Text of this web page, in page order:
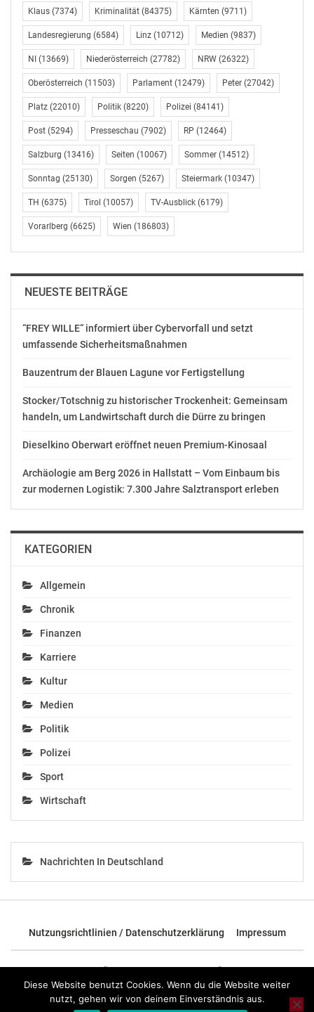
Die Produktprämierungen bei der AB HOF Messe
Wieselburg gelten für bäuerliche Direktvermarktende
und Konsumentinnen und Konsumenten seit 30 Jahren
als eine konstante Messlatte für Qualität und
Innovation. Das „Land und Leute“-Team war bei der
Verkostung zum Öl-Kaiser dabei.
EUROPAS BESTE FLIESENLEGERIN
Sie ist beste Fliesenlegerin Europas bei den „Euro Skills
2025“ geworden, die 24-jährige Sara Sinhuber aus
Rastenfeld in Niederösterreich. Für die Serie „Land und
junge Leute-Handwerk“ zeigt sie, wie sie mit Präzision
HAUSSCHUHE AUS DEM ZILLERTAL
Schafwollfilz, waren früher weit verbreitet und werden
im Zillertal in Tirol heute noch gefertigt, im
haben die „Doggln“ schon getragen.
Redaktion: Mag. Sabine Daxberger-Edenhofer
ORF Niederösterreich
Telefon: +43 2742 2210-23752
E-Mail: sofija.nastasijevic@orf.at
DES AUSSENDERS. www.ots.at
der jeweilige Aussender
Klaus (7374) Kriminalität (84375) Kärnten (9711)
Landesregierung (6584) Linz (10712) Medien (9837)
NI (13669) Niederösterreich (27782) NRW (26322)
Oberösterreich (11503) Parlament (12479) Peter (27042)
Platz (22010) Politik (8220) Polizei (84141)
Post (5294) Presseschau (7902) RP (12464)
Salzburg (13416) Seiten (10067) Sommer (14512)
Sonntag (25130) Sorgen (5267) Steiermark (10347)
TH (6375) Tirol (10057) TV-Ausblick (6179)
Vorarlberg (6625) Wien (186803)
NEUESTE BEITRÄGE
“FREY WILLE“ informiert über Cybervorfall und setzt
umfassende Sicherheitsmaßnahmen
Bauzentrum der Blauen Lagune vor Fertigstellung
Stocker/Totschnig zu historischer Trockenheit: Gemeinsam
handeln, um Landwirtschaft durch die Dürre zu bringen
Dieselkino Oberwart eröffnet neuen Premium-Kinosaal
Archäologie am Berg 2026 in Hallstatt – Vom Einbaum bis
zur modernen Logistik: 7.300 Jahre Salztransport erleben
KATEGORIEN
Allgemein
Chronik
Finanzen
Karriere
Kultur
Medien
Politik
Polizei
Sport
Wirtschaft
Nachrichten In Deutschland
Nutzungsrichtlinien / Datenschutzerklärung Impressum
© 2026 - TOP News Österreich - Nachrichten aus Österreich und der
ganzen Welt.
Diese Website benutzt Cookies. Wenn du die Website weiter
nutzt, gehen wir von deinem Einverständnis aus.